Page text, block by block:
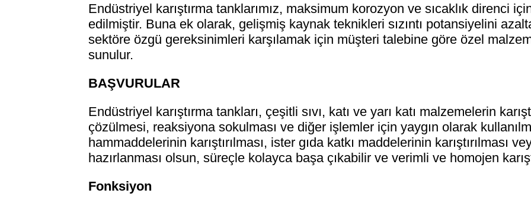
Endüstriyel karıştırma tanklarımız, maksimum korozyon ve sıcaklık direnci
edilmiştir. Buna ek olarak, gelişmiş kaynak teknikleri sızıntı potansiyelini
sektöre özgü gereksinimleri karşılamak için müşteri talebine göre özel
sunulur.
BAŞVURULAR
Endüstriyel karıştırma tankları, çeşitli sıvı, katı ve yarı katı malzemelerin
çözülmesi, reaksiyona sokulması ve diğer işlemler için yaygın olarak
hammaddelerinin karıştırılması, ister gıda katkı maddelerinin karıştırılması
hazırlanması olsun, süreçle kolayca başa çıkabilir ve verimli ve homojen
Fonksiyon